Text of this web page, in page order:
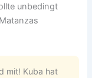
unbedingt
mit! Kuba hat